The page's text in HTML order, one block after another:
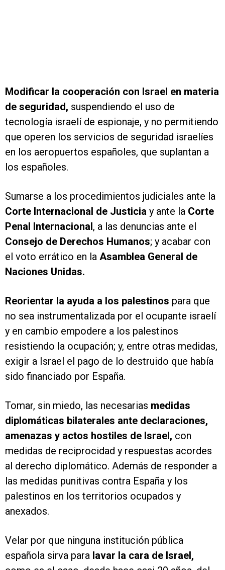
Modificar la cooperación con Israel en materia
de seguridad, suspendiendo el uso de
tecnología israelí de espionaje, y no permitiendo
que operen los servicios de seguridad israelíes
en los aeropuertos españoles, que suplantan a
los españoles.
Sumarse a los procedimientos judiciales ante la
Corte Internacional de Justicia y ante la Corte
Penal Internacional, a las denuncias ante el
Consejo de Derechos Humanos; y acabar con
el voto errático en la Asamblea General de
Naciones Unidas.
Reorientar la ayuda a los palestinos para que
no sea instrumentalizada por el ocupante israelí
y en cambio empodere a los palestinos
resistiendo la ocupación; y, entre otras medidas,
exigir a Israel el pago de lo destruido que había
sido financiado por España.
Tomar, sin miedo, las necesarias medidas
diplomáticas bilaterales ante declaraciones,
amenazas y actos hostiles de Israel, con
medidas de reciprocidad y respuestas acordes
al derecho diplomático. Además de responder a
las medidas punitivas contra España y los
palestinos en los territorios ocupados y
anexados.
Velar por que ninguna institución pública
española sirva para lavar la cara de Israel,